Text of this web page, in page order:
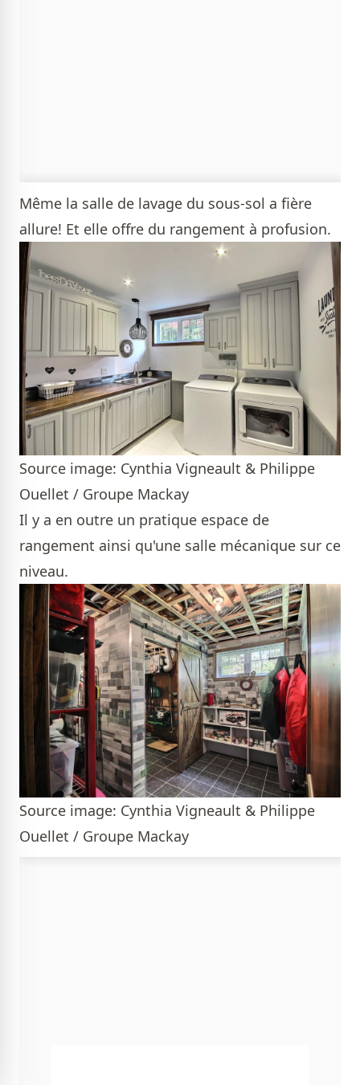
Même la salle de lavage du sous-sol a fière
allure! Et elle offre du rangement à profusion.
Source image: Cynthia Vigneault & Philippe
Ouellet / Groupe Mackay
Il y a en outre un pratique espace de
rangement ainsi qu'une salle mécanique sur ce
niveau.
Source image: Cynthia Vigneault & Philippe
Ouellet / Groupe Mackay